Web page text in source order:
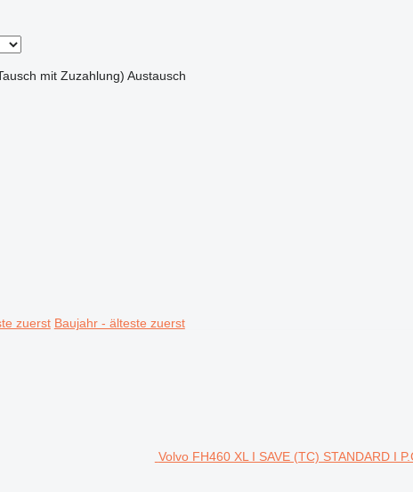
mit Zuzahlung) Austausch
zuerst Baujahr - älteste zuerst
Volvo FH460 XL I SAVE (TC) STANDARD I